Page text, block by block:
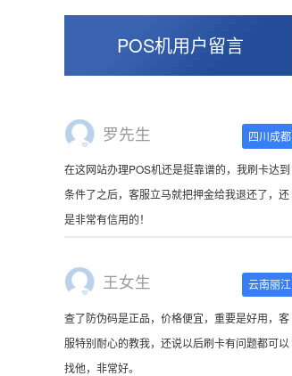
POS机用户留言
王女生 云南丽江
查了防伪码是正品，价格便宜，重要是好用，客
服特别耐心的教我，还说以后刷卡有问题都可以
找他，非常好。
林小姐 广东深圳
刷卡器收到了，很萌啊。使用起来很方便，非常
小巧，连接手机蓝牙就可以使用，可以随身携
带。